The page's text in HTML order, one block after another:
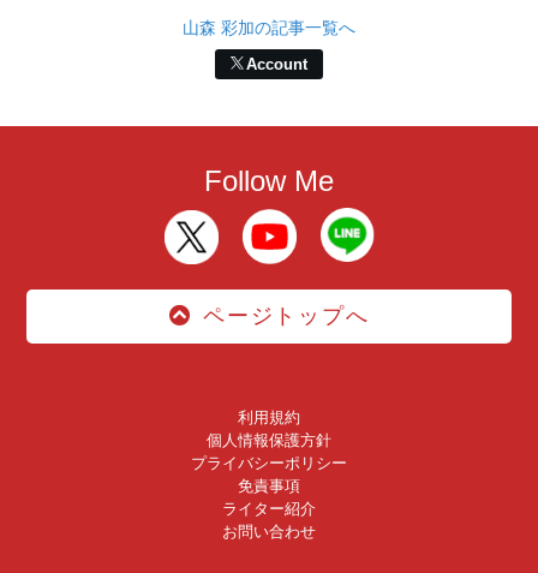
山森 彩加の記事一覧へ
Account
Follow Me
ページトップへ
利用規約
個人情報保護方針
プライバシーポリシー
免責事項
ライター紹介
お問い合わせ